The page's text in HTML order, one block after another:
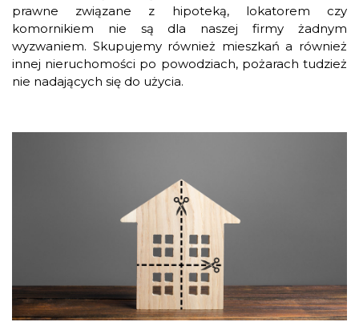
prawne związane z hipoteką, lokatorem czy
komornikiem nie są dla naszej firmy żadnym
wyzwaniem. Skupujemy również mieszkań a również
innej nieruchomości po powodziach, pożarach tudzież
nie nadających się do użycia.